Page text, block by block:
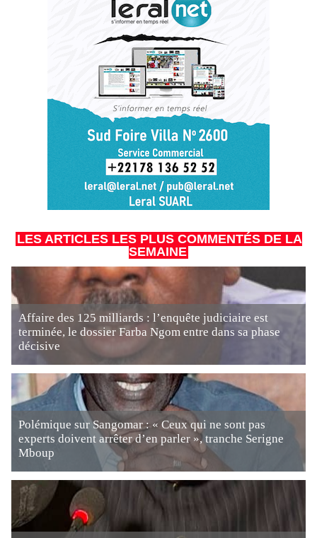
LES ARTICLES LES PLUS COMMENTÉS DE LA
SEMAINE
Affaire des 125 milliards : l’enquête judiciaire est
terminée, le dossier Farba Ngom entre dans sa phase
décisive
Polémique sur Sangomar : « Ceux qui ne sont pas
experts doivent arrêter d’en parler », tranche Serigne
Mboup